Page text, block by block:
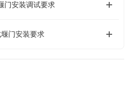
门安装调试要求
门安装要求